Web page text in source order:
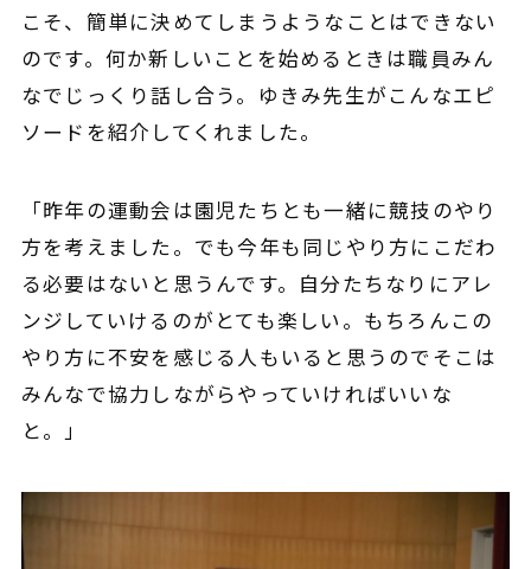
こそ、簡単に決めてしまうようなことはできない
のです。 何か新しいことを始めるときは職員みん
なでじっくり話し合う。ゆきみ先生がこんなエピ
ソードを紹介してくれました。
「昨年の運動会は園児たちとも一緒に競技のやり
方を考えました。でも今年も同じやり方にこだわ
る必要はないと思うんです。自分たちなりにアレ
ンジしていけるのがとても楽しい。もちろんこの
やり方に不安を感じる人もいると思うのでそこは
みんなで協力しながらやっていければいいな
と。」